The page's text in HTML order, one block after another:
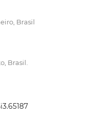
Brasil
Brasil.